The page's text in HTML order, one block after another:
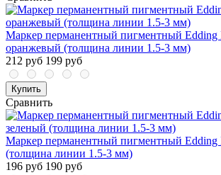
Маркер перманентный пигментный Edding
оранжевый (толщина линии 1.5-3 мм)
212 руб 199 руб
Купить
Сравнить
Маркер перманентный пигментный Edding
(толщина линии 1.5-3 мм)
196 руб 190 руб